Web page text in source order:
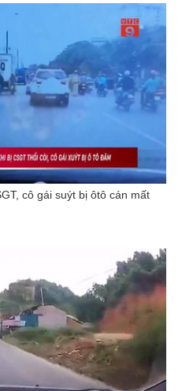
cô gái suýt bị ôtô cán mất